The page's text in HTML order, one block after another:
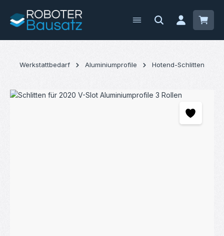
Zum Hauptinhalt springen
Werkstattbedarf Aluminiumprofile Hotend-Schlitten
Bildergalerie überspringen